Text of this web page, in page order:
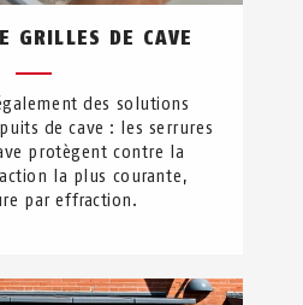
GRILLES DE CAVE
des solutions
de cave : les serrures
protègent contre la
la plus courante,
par effraction.